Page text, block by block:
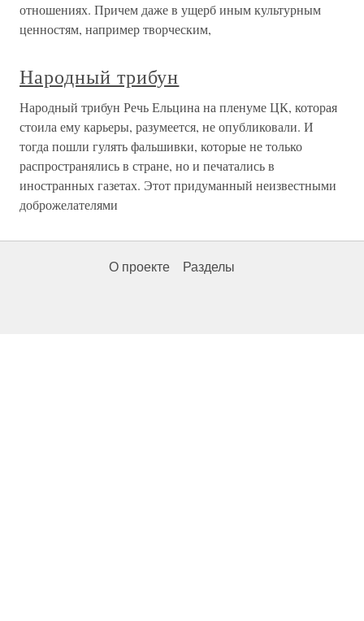
отношениях. Причем даже в ущерб иным культурным
ценностям, например творческим,
Народный трибун
Народный трибун Речь Ельцина на пленуме ЦК, которая
стоила ему карьеры, разумеется, не опубликовали. И
тогда пошли гулять фальшивки, которые не только
распространялись в стране, но и печатались в
иностранных газетах. Этот придуманный неизвестными
доброжелателями
О проекте Разделы